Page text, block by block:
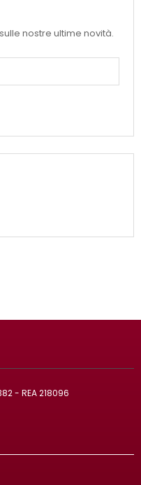
nostre ultime novità.
- REA 218096